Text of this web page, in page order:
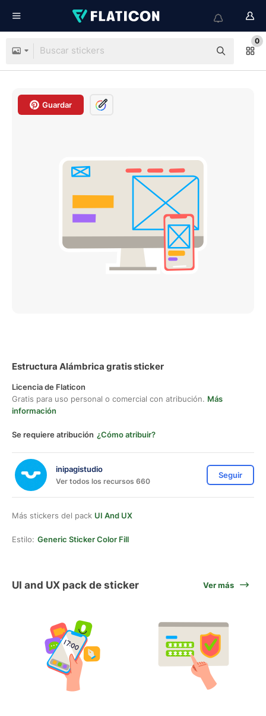
0
Guardar
Estructura Alámbrica gratis sticker
Licencia de Flaticon
Gratis para uso personal o comercial con atribución. Más
información
Se requiere atribución ¿Cómo atribuir?
inipagistudio
Ver todos los recursos 660
Seguir
Más stickers del pack UI And UX
Estilo: Generic Sticker Color Fill
UI and UX pack de sticker Ver más